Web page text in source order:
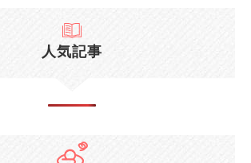
人気記事